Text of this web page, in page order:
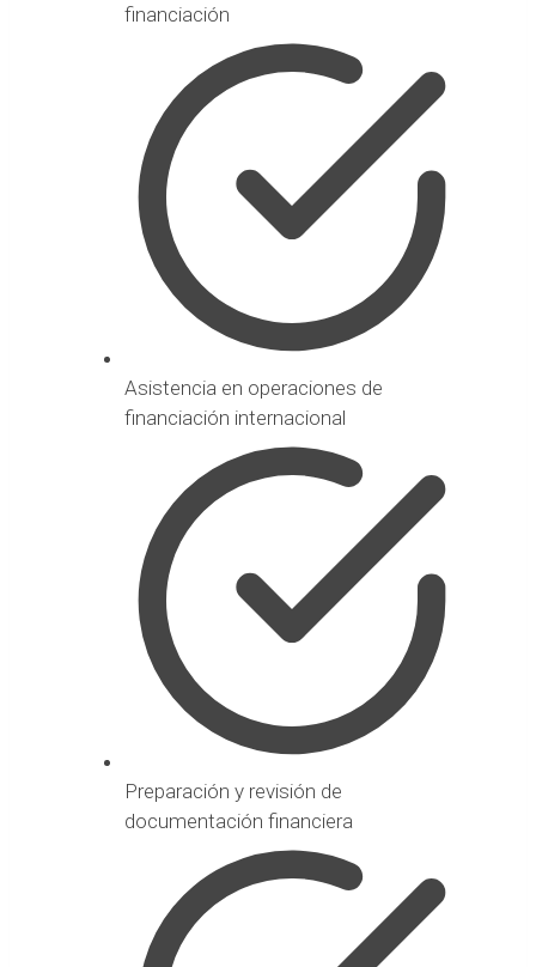
financiación
Asistencia en operaciones de
financiación internacional
Preparación y revisión de
documentación financiera